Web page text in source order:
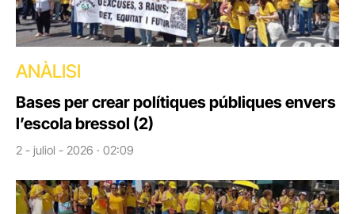
ANÀLISI
Bases per crear polítiques públiques envers
l’escola bressol (2)
2 - juliol - 2026 · 02:09